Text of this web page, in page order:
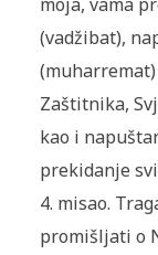
(vadžibat),
Zaštitnika,
kao i
prekidanje
4. misao.
promišljati o